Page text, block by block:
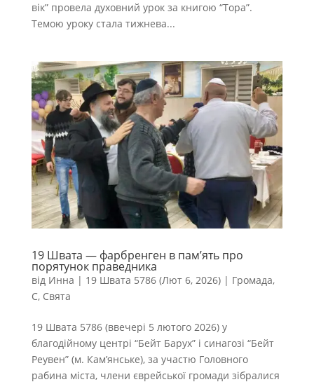
вік” провела духовний урок за книгою “Тора”.
Темою уроку стала тижнева...
19 Швата — фарбренген в пам’ять про
порятунок праведника
від Инна | 19 Швата 5786 (Лют 6, 2026)| Громада,
С, Свята
19 Швата 5786 (ввечері 5 лютого 2026) у
благодійному центрі “Бейт Барух” і синагозі “Бейт
Реувен” (м. Кам’янське), за участю Головного
рабина міста, члени єврейської громади зібралися